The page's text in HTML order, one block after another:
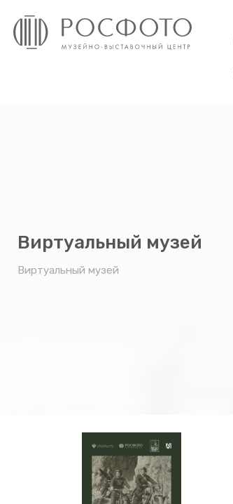
Виртуальный музей
Виртуальный музей